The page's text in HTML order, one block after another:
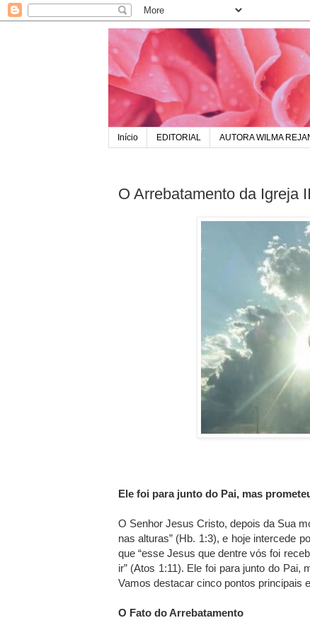
Início EDITORIAL AUTORA WILMA
O Arrebatamento da Igreja II
Ele foi para junto do Pai, mas
O Senhor Jesus Cristo, depois da Sua
nas alturas” (Hb. 1:3), e hoje intercede
que “esse Jesus que dentre vós foi
ir” (Atos 1:11). Ele foi para junto do
Vamos destacar cinco pontos principais
O Fato do Arrebatamento